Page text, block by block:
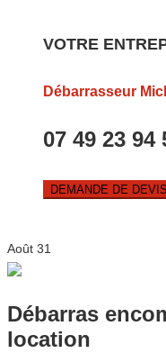
VOTRE
Débarrasseur
07 49 23 94
DEMANDE DE
Août 31
Débarras
location